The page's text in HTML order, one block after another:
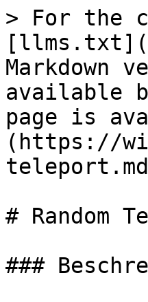
> For the
Markdown
available
page is
(https://
# Random
###